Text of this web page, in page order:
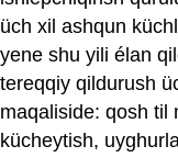
üch xil ashqun
yene shu yili élan
tereqqiy qildurush
maqaliside: qosh til
kücheytish,